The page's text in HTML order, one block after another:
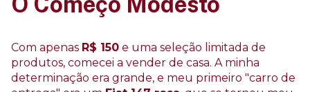
Com apenas R$ 150 e uma seleção limitada de
produtos, comecei a vender de casa. A minha
determinação era grande, e meu primeiro "carro de